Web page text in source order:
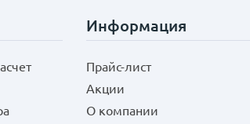
Информация
Прайс-лист
Акции
О компании